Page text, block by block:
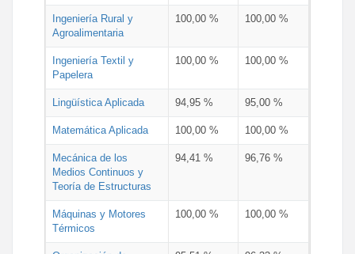
Ingeniería Rural y
Agroalimentaria
100,00 % 100,00 %
Ingeniería Textil y
Papelera
100,00 % 100,00 %
Lingüística Aplicada 94,95 % 95,00 %
Matemática Aplicada 100,00 % 100,00 %
Mecánica de los
Medios Continuos y
Teoría de Estructuras
94,41 % 96,76 %
Máquinas y Motores
Térmicos
100,00 % 100,00 %